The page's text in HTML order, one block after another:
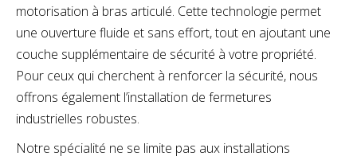
motorisation à bras articulé. Cette technologie permet
une ouverture fluide et sans effort, tout en ajoutant une
couche supplémentaire de sécurité à votre propriété.
Pour ceux qui cherchent à renforcer la sécurité, nous
offrons également l’installation de fermetures
industrielles robustes.
Notre spécialité ne se limite pas aux installations